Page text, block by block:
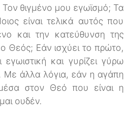
θιγμένο μου εγωϊσμό; Τα
είναι τελικά αυτός που
και την κατεύθυνση της
Θεός; Εάν ισχύει το πρώτο,
και γυρίζει γύρω
Με άλλα λόγια, εάν η αγάπη
στον Θεό που είναι η
ουδέν.